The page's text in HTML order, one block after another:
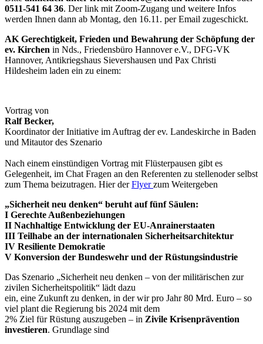
0511-541 64 36. Der link mit Zoom-Zugang und weitere Infos
werden Ihnen dann ab Montag, den 16.11. per Email zugeschickt.
AK Gerechtigkeit, Frieden und Bewahrung der Schöpfung der
ev. Kirchen in Nds., Friedensbüro Hannover e.V., DFG-VK
Hannover, Antikriegshaus Sievershausen und Pax Christi
Hildesheim laden ein zu einem:
Vortrag von
Ralf Becker,
Koordinator der Initiative im Auftrag der ev. Landeskirche in Baden
und Mitautor des Szenario
Nach einem einstündigen Vortrag mit Flüsterpausen gibt es
Gelegenheit, im Chat Fragen an den Referenten zu stellenoder selbst
zum Thema beizutragen. Hier derFlyerzum Weitergeben
„Sicherheit neu denken“ beruht auf fünf Säulen:
I Gerechte Außenbeziehungen
II Nachhaltige Entwicklung der EU-Anrainerstaaten
III Teilhabe an der internationalen Sicherheitsarchitektur
IV Resiliente Demokratie
V Konversion der Bundeswehr und der Rüstungsindustrie
Das Szenario „Sicherheit neu denken – von der militärischen zur
zivilen Sicherheitspolitik“ lädt dazu
ein, eine Zukunft zu denken, in der wir pro Jahr 80 Mrd. Euro – so
viel plant die Regierung bis 2024 mit dem
2% Ziel für Rüstung auszugeben – in Zivile Krisenprävention
investieren. Grundlage sind